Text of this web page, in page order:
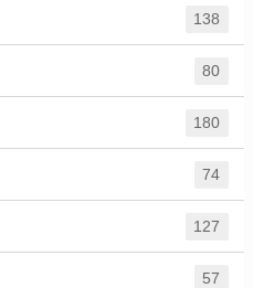
138
80
180
74
127
57